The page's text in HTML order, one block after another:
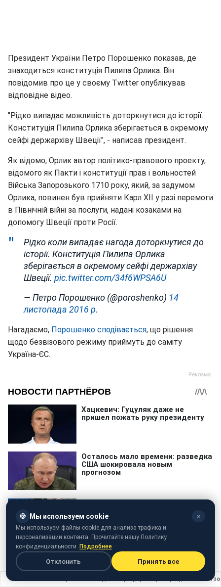
Президент України Петро Порошенко показав, де
знаходиться конституція Пилипа Орлика. Він
повідомив про це у своєму Twitter опублікував
відповідне відео.
"Рідко випадає можливість доторкнутися до історії.
Конституція Пилипа Орлика зберігається в окремому
сейфі держархіву Швеції", - написав президент.
Як відомо, Орлик автор політико-правового проекту,
відомого як Пакти і конституції прав і вольностей
Війська Запорозького 1710 року, який, за задумом
Орлика, повинен був прийняти Карл XII у разі перемоги
в Північній війні за послуги, надані козаками на
допомогу Швеції проти Росії.
Рідко коли випадає нагода доторкнутися до
історії. Конституція Пилипа Орлика
зберігається в окремому сейфі держархіву
Швеції. pic.twitter.com/34f6WPSA6U
— Петро Порошенко (@poroshenko) 14
листопада 2016 р.
Нагадаємо, Порошенко сподівається, що рішення
щодо безвізового режиму приймуть до саміту
Україна-ЄС.
Главная Переселенка з Донбасу відкрила ферму під Львовом і
🍪 Мы используем cookie ✕
Мы используем файлы cookie для анализа трафика и
персонализации контента. Прочитайте нашу Политику
конфиденциальности. Подробнее
Отклонить Принять все